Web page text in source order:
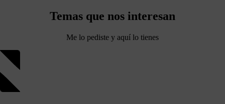
Temas que nos interesan
Me lo pediste y aquí lo tienes